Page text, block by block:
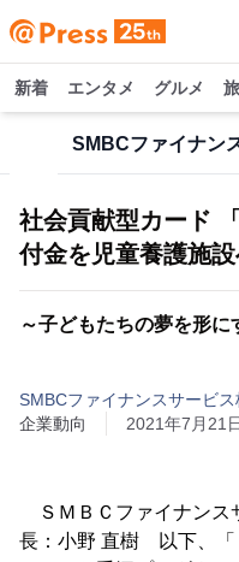
新着 エンタメ グルメ
社会貢献型カード
付金を児童養護施
～子どもたちの夢を形に
SMBCファイナンスサービス
企業動向
2021年7月21
ＳＭＢＣファイナンス
長：小野 直樹 以下、「